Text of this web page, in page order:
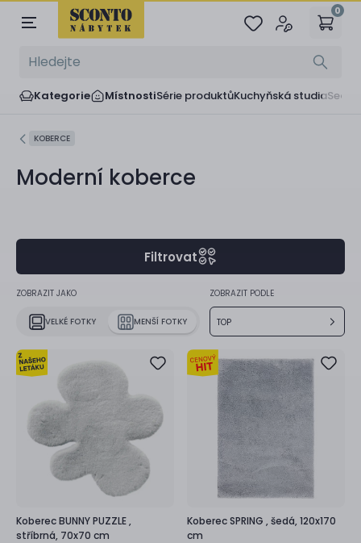
0
Kategorie MístnostiSérie produktůKuchyňská studia
KOBERCE
Moderní koberce
Filtrovat
ZOBRAZIT JAKO
VELKÉ FOTKY MENŠÍ FOTKY
ZOBRAZIT PODLE
TOP
KoberecBUNNY PUZZLE ,
stříbrná, 70x70 cm
KoberecSPRING ,šedá, 120x170
cm